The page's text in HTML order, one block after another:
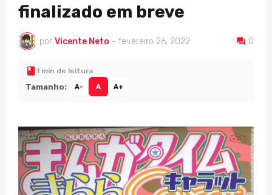
finalizado em breve
por Vicente Neto - fevereiro 26, 2022 0
1 min de leitura
Tamanho: A- A A+